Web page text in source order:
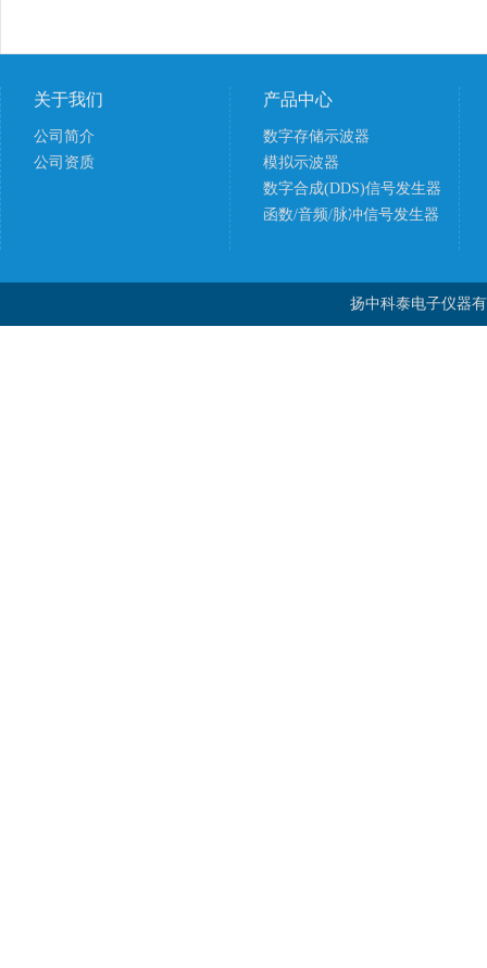
关于我们
公司简介
公司资质
产品中心
数字存储示波器
模拟示波器
数字合成(DDS)信号发生器
函数/音频/脉冲信号发生器
扬中科泰电子仪器